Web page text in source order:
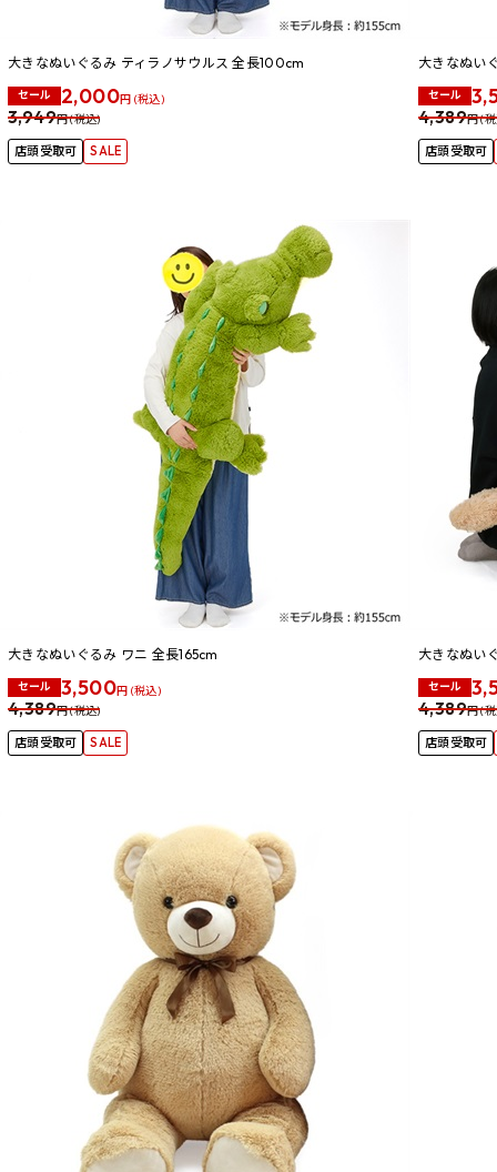
大きなぬいぐるみ ティラノサウルス 全長100cm
セール 2,000円 (税込)
3,949円 (税込)
店頭受取可 SALE
大きなぬい
セール
4,389円 (
店頭受取可
大きなぬいぐるみ ワニ 全長165cm
セール 3,500円 (税込)
4,389円 (税込)
店頭受取可 SALE
大きなぬい
セール
4,389円 (
店頭受取可